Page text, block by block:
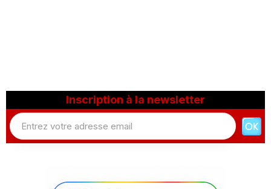
Inscription à la newsletter